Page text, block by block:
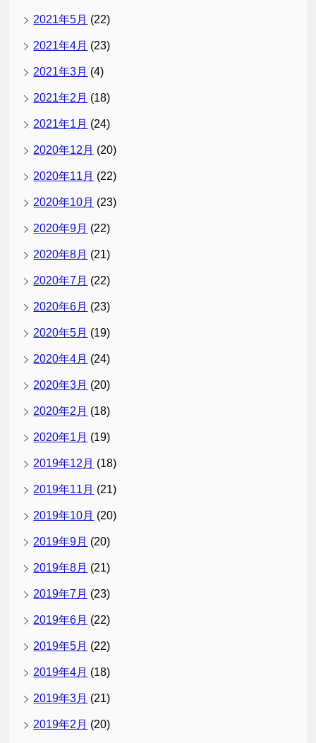
2021年5月 (22)
2021年4月 (23)
2021年3月 (4)
2021年2月 (18)
2021年1月 (24)
2020年12月 (20)
2020年11月 (22)
2020年10月 (23)
2020年9月 (22)
2020年8月 (21)
2020年7月 (22)
2020年6月 (23)
2020年5月 (19)
2020年4月 (24)
2020年3月 (20)
2020年2月 (18)
2020年1月 (19)
2019年12月 (18)
2019年11月 (21)
2019年10月 (20)
2019年9月 (20)
2019年8月 (21)
2019年7月 (23)
2019年6月 (22)
2019年5月 (22)
2019年4月 (18)
2019年3月 (21)
2019年2月 (20)